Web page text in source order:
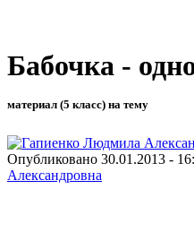
Бабочка -
материал (5 класс) на тему
Опубликовано 30.01.2013 -
Александровна